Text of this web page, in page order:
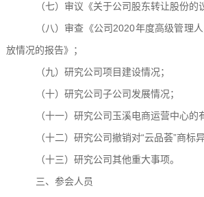
（七） 审议《关于公司股东转让股份的
（八） 审查 《公司2020年度高级管理
放情况的报告》 ；
（九）研究公司项目建设情况；
（十）研究公司子公司发展情况；
（十一）研究公司玉溪电商运营中心的
（十二） 研究公司撤销对“云品荟”商标
（十三） 研究公司其他重大事项。
三、参会人员